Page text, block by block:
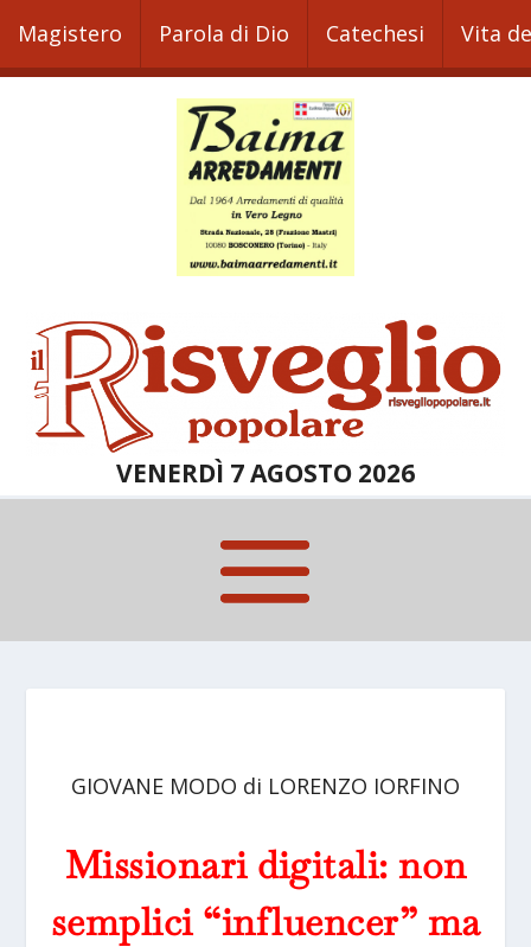
Magistero Parola di Dio Catechesi Vita
VENERDÌ 7 AGOSTO 2026
GIOVANE MODO di LORENZO IORFINO
Missionari digitali: non
semplici “influencer” ma